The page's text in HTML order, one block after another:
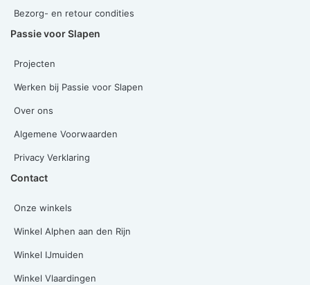
Bezorg- en retour condities
Passie voor Slapen
Projecten
Werken bij Passie voor Slapen
Over ons
Algemene Voorwaarden
Privacy Verklaring
Contact
Onze winkels
Winkel Alphen aan den Rijn
Winkel IJmuiden
Winkel Vlaardingen